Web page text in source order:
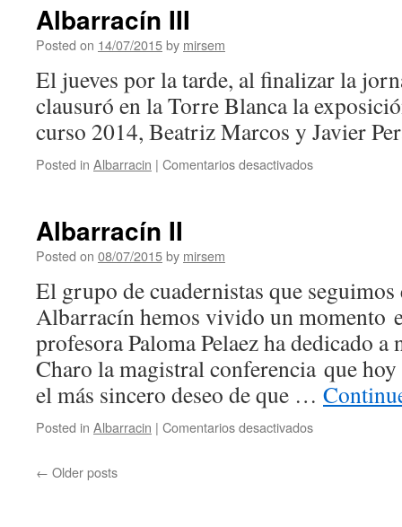
Albarracín III
Posted on 14/07/2015by mirsem
El jueves por la tarde, al finalizar la
clausuró en la Torre Blanca la
curso 2014, Beatriz Marcos y Javier
Posted in Albarracin | Comentarios desactivados
Albarracín II
Posted on 08/07/2015by mirsem
El grupo de cuadernistas que
Albarracín hemos vivido un momento
profesora Paloma Pelaez ha dedicado a
Charo la magistral conferencia que
el más sincero deseo de que …
Posted in Albarracin | Comentarios desactivados
← Older posts